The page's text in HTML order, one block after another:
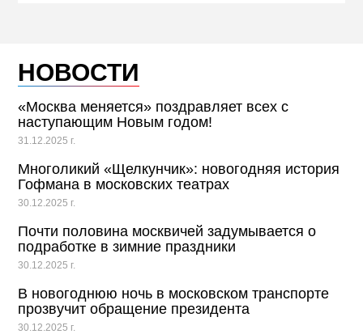
НОВОСТИ
«Москва меняется» поздравляет всех с
наступающим Новым годом!
31.12.2025 г.
Многоликий «Щелкунчик»: новогодняя история
Гофмана в московских театрах
30.12.2025 г.
Почти половина москвичей задумывается о
подработке в зимние праздники
30.12.2025 г.
В новогоднюю ночь в московском транспорте
прозвучит обращение президента
30.12.2025 г.